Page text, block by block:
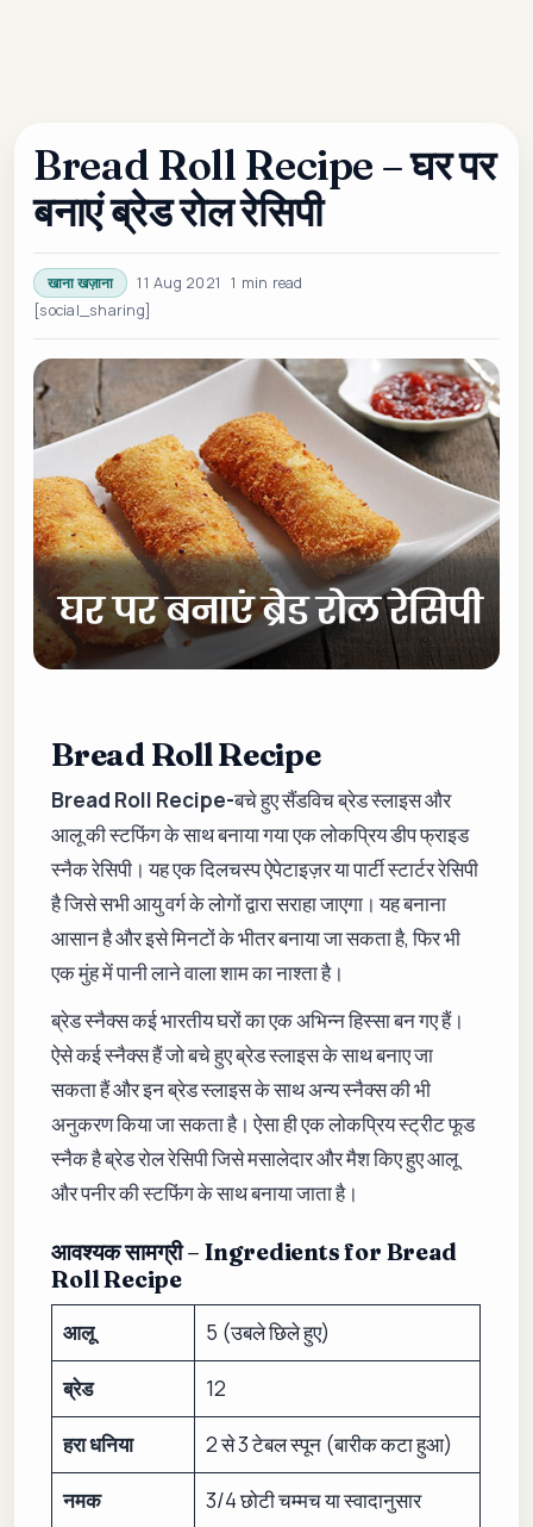
Bread Roll Recipe – घर पर
बनाएं ब्रेड रोल रेसिपी
खाना खज़ाना 11 Aug 2021 1 min read
[social_sharing]
Bread Roll Recipe
Bread Roll Recipe-बचे हुए सैंडविच ब्रेड स्लाइस और
आलू की स्टफिंग के साथ बनाया गया एक लोकप्रिय डीप फ्राइड
स्नैक रेसिपी। यह एक दिलचस्प ऐपेटाइज़र या पार्टी स्टार्टर रेसिपी
है जिसे सभी आयु वर्ग के लोगों द्वारा सराहा जाएगा। यह बनाना
आसान है और इसे मिनटों के भीतर बनाया जा सकता है, फिर भी
एक मुंह में पानी लाने वाला शाम का नाश्ता है।
ब्रेड स्नैक्स कई भारतीय घरों का एक अभिन्न हिस्सा बन गए हैं।
ऐसे कई स्नैक्स हैं जो बचे हुए ब्रेड स्लाइस के साथ बनाए जा
सकता हैं और इन ब्रेड स्लाइस के साथ अन्य स्नैक्स की भी
अनुकरण किया जा सकता है। ऐसा ही एक लोकप्रिय स्ट्रीट फूड
स्नैक है ब्रेड रोल रेसिपी जिसे मसालेदार और मैश किए हुए आलू
और पनीर की स्टफिंग के साथ बनाया जाता है।
आवश्यक सामग्री – Ingredients for Bread
Roll Recipe
आलू 5 (उबले छिले हुए)
ब्रेड 12
हरा धनिया 2 से 3 टेबल स्पून (बारीक कटा हुआ)
नमक 3/4 छोटी चम्मच या स्वादानुसार